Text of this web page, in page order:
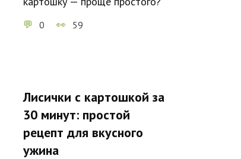
0 59
Лисички с картошкой за
30 минут: простой
рецепт для вкусного
ужина